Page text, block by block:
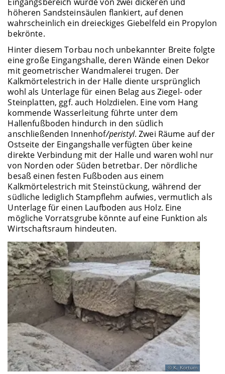
höheren Sandsteinsäulen flankiert, auf denen
wahrscheinlich ein dreieckiges Giebelfeld ein Propylon
bekrönte.
Hinter diesem Torbau noch unbekannter Breite folgte
eine große Eingangshalle, deren Wände einen Dekor
mit geometrischer Wandmalerei trugen. Der
Kalkmörtelestrich in der Halle diente ursprünglich
wohl als Unterlage für einen Belag aus Ziegel- oder
Steinplatten, ggf. auch Holzdielen. Eine vom Hang
kommende Wasserleitung führte unter dem
Hallenfußboden hindurch in den südlich
anschließenden Innenhof/peristyl. Zwei Räume auf der
Ostseite der Eingangshalle verfügten über keine
direkte Verbindung mit der Halle und waren wohl nur
von Norden oder Süden betretbar. Der nördliche
besaß einen festen Fußboden aus einem
Kalkmörtelestrich mit Steinstückung, während der
südliche lediglich Stampflehm aufwies, vermutlich als
Unterlage für einen Laufboden aus Holz. Eine
mögliche Vorratsgrube könnte auf eine Funktion als
Wirtschaftsraum hindeuten.
K. Kortüm